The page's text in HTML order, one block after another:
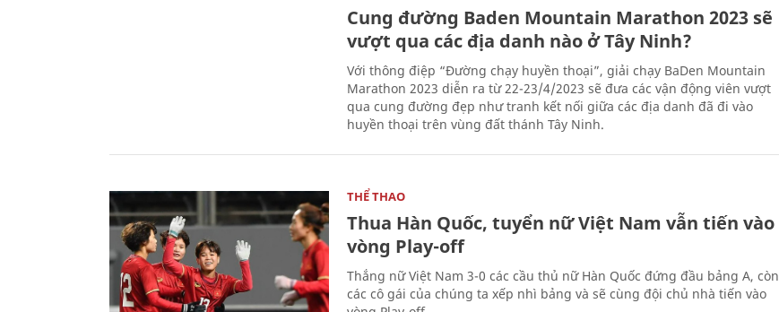
Cung đường Baden Mountain Marathon 2023 sẽ
vượt qua các địa danh nào ở Tây Ninh?
Với thông điệp “Đường chạy huyền thoại”, giải chạy BaDen Mountain
Marathon 2023 diễn ra từ 22-23/4/2023 sẽ đưa các vận động viên vượt
qua cung đường đẹp như tranh kết nối giữa các địa danh đã đi vào
huyền thoại trên vùng đất thánh Tây Ninh.
THỂ THAO
Thua Hàn Quốc, tuyển nữ Việt Nam vẫn tiến vào
vòng Play-off
Thắng nữ Việt Nam 3-0 các cầu thủ nữ Hàn Quốc đứng đầu bảng A, còn
các cô gái của chúng ta xếp nhì bảng và sẽ cùng đội chủ nhà tiến vào